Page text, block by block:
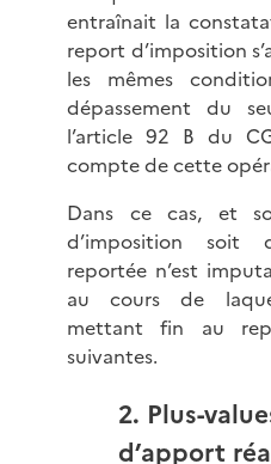
entraînait la
report d’imposition
les mêmes
dépassement du
l’article 92 B du
compte de cette
Dans ce cas, et
d’imposition soit
reportée n’est
au cours de
mettant fin au
suivantes.
2. Plus-
d’apport